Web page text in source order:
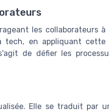
les collaborateurs
en appliquant cette
de défier les
Elle se traduit par